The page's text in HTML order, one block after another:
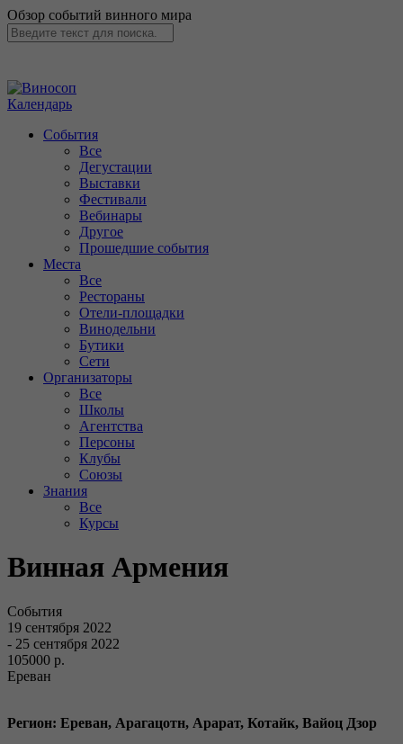
Обзор событий винного мира
Календарь
События
Все
Дегустации
Выставки
Фестивали
Вебинары
Другое
Прошедшие события
Места
Все
Рестораны
Отели-площадки
Винодельни
Бутики
Сети
Организаторы
Все
Школы
Агентства
Персоны
Клубы
Союзы
Знания
Все
Курсы
Винная Армения
События
19 сентября 2022
- 25 сентября 2022
105000 р.
Ереван
Регион: Ереван, Арагацотн, Арарат, Котайк, Вайоц Дзор